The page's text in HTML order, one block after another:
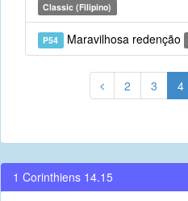
Classic (Filipino)
P54 Maravilhosa redenção
2 3 4
1 Corinthiens 14.15